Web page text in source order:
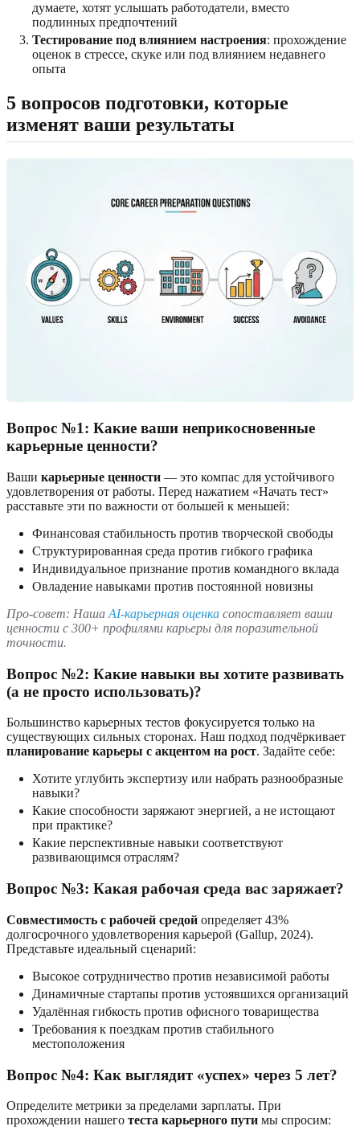
думаете, хотят услышать работодатели, вместо
подлинных предпочтений
Тестирование под влиянием настроения: прохождение
оценок в стрессе, скуке или под влиянием недавнего
опыта
5 вопросов подготовки, которые
изменят ваши результаты
Вопрос №1: Какие ваши неприкосновенные
карьерные ценности?
Ваши карьерные ценности — это компас для устойчивого
удовлетворения от работы. Перед нажатием «Начать тест»
расставьте эти по важности от большей к меньшей:
Финансовая стабильность против творческой свободы
Структурированная среда против гибкого графика
Индивидуальное признание против командного вклада
Овладение навыками против постоянной новизны
Про-совет: Наша AI-карьерная оценка сопоставляет ваши
ценности с 300+ профилями карьеры для поразительной
точности.
Вопрос №2: Какие навыки вы хотите развивать
(а не просто использовать)?
Большинство карьерных тестов фокусируется только на
существующих сильных сторонах. Наш подход подчёркивает
планирование карьеры с акцентом на рост. Задайте себе:
Хотите углубить экспертизу или набрать разнообразные
навыки?
Какие способности заряжают энергией, а не истощают
при практике?
Какие перспективные навыки соответствуют
развивающимся отраслям?
Вопрос №3: Какая рабочая среда вас заряжает?
Совместимость с рабочей средой определяет 43%
долгосрочного удовлетворения карьерой (Gallup, 2024).
Представьте идеальный сценарий:
Высокое сотрудничество против независимой работы
Динамичные стартапы против устоявшихся организаций
Удалённая гибкость против офисного товарищества
Требования к поездкам против стабильного
местоположения
Вопрос №4: Как выглядит «успех» через 5 лет?
Определите метрики за пределами зарплаты. При
прохождении нашего теста карьерного пути мы спросим: